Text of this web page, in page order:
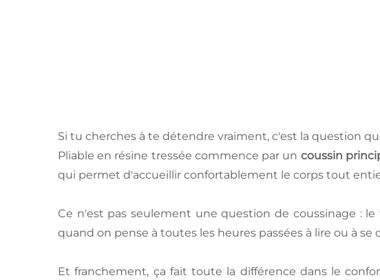
Si tu cherches à te détendre vraiment, c'est la question
Pliable en résine tressée commence par un coussin
qui permet d'accueillir confortablement le corps tout
Ce n'est pas seulement une question de coussinage : le
quand on pense à toutes les heures passées à lire ou à
Et franchement, ça fait toute la différence dans le